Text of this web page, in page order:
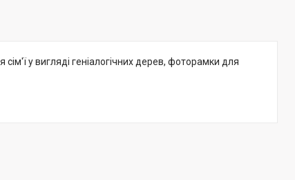
у вигляді геніалогічних дерев, фоторамки для